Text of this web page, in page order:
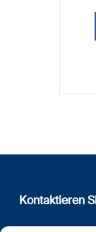
Kontaktieren